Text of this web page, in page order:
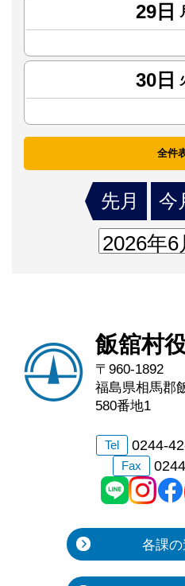
29日
30日
全件
先月 今
飯舘村
〒960-1892
福島県相馬郡
580番地1
Tel 0244-
Fax
各課